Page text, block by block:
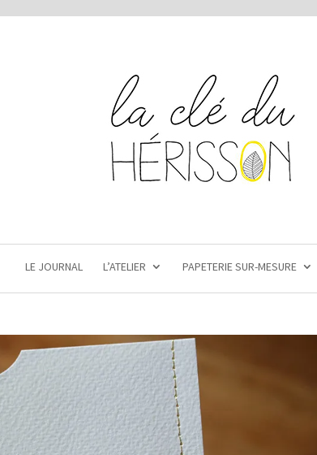
LE JOURNAL L’ATELIER PAPETERIE SUR-MESURE